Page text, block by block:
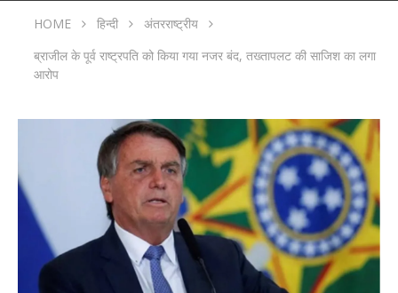
HOME हिन्दी
अंतरराष्ट्रीय
ब्राजील के पूर्व राष्ट्रपति को किया गया नजर बंद, तख्तापलट की साजिश का लगा
आरोप